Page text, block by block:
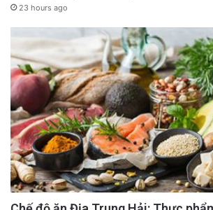
23 hours ago